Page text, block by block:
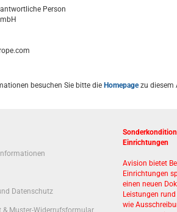
Person
besuchen Sie bitte die Homepagezu diesem
Datenschutz
& Muster-Widerrufsformular
Einrichtungen
Avision bietet
Einrichtungen
einen neuen
Leistungen
wie